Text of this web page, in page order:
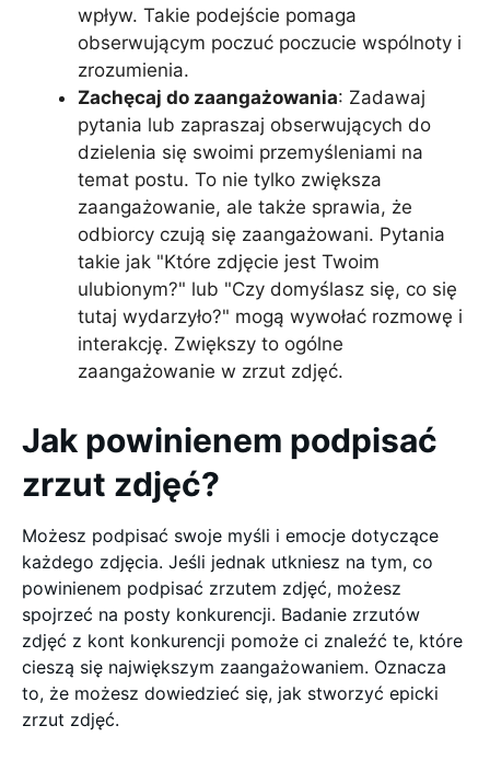
wpływ. Takie podejście pomaga
obserwującym poczuć poczucie wspólnoty i
zrozumienia.
Zachęcaj do zaangażowania: Zadawaj
pytania lub zapraszaj obserwujących do
dzielenia się swoimi przemyśleniami na
temat postu. To nie tylko zwiększa
zaangażowanie, ale także sprawia, że
odbiorcy czują się zaangażowani. Pytania
takie jak "Które zdjęcie jest Twoim
ulubionym?" lub "Czy domyślasz się, co się
tutaj wydarzyło?" mogą wywołać rozmowę i
interakcję. Zwiększy to ogólne
zaangażowanie w zrzut zdjęć.
Jak powinienem podpisać
zrzut zdjęć?
Możesz podpisać swoje myśli i emocje dotyczące
każdego zdjęcia. Jeśli jednak utkniesz na tym, co
powinienem podpisać zrzutem zdjęć, możesz
spojrzeć na posty konkurencji. Badanie zrzutów
zdjęć z kont konkurencji pomoże ci znaleźć te, które
cieszą się największym zaangażowaniem. Oznacza
to, że możesz dowiedzieć się, jak stworzyć epicki
zrzut zdjęć.